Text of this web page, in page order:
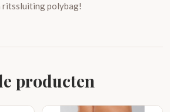
ritssluiting polybag!
producten